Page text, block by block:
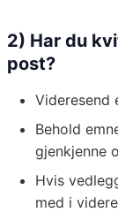
2) Har du
post?
Videresend
Behold
gjenkjenne
Hvis
med i